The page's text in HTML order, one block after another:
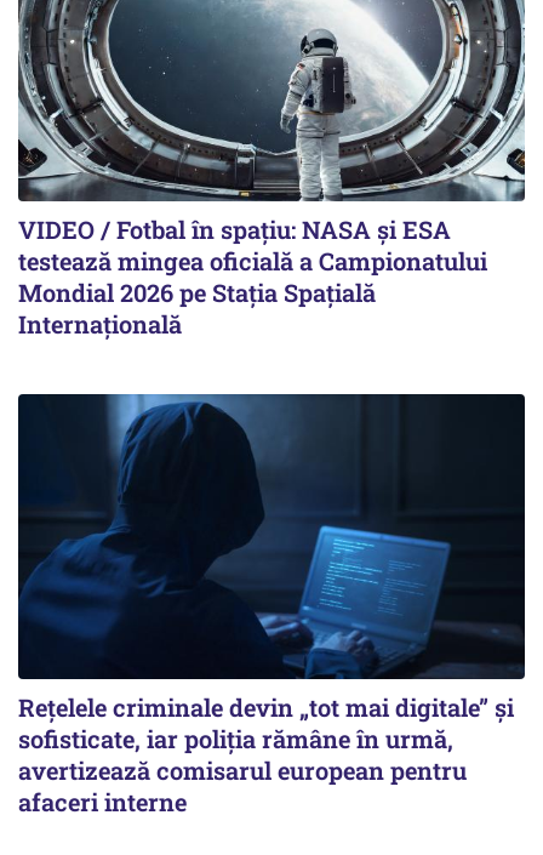
VIDEO / Fotbal în spațiu: NASA și ESA
testează mingea oficială a Campionatului
Mondial 2026 pe Staţia Spaţială
Internaţională
Rețelele criminale devin „tot mai digitale” și
sofisticate, iar poliția rămâne în urmă,
avertizează comisarul european pentru
afaceri interne